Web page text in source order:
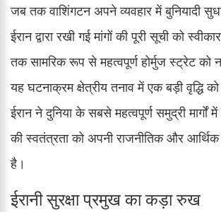
जब तक वाशिंगटन अपने व्यवहार में बुनियादी
ईरान द्वारा रखी गई मांगों की पूरी सूची को
तक सामरिक रूप से महत्वपूर्ण होर्मुज स्ट्रेट को
यह घटनाक्रम क्षेत्रीय तनाव में एक बड़ी वृद्धि को
ईरान ने दुनिया के सबसे महत्वपूर्ण समुद्री
की स्वतंत्रता को अपनी राजनीतिक और आर्थिक
है।
ईरानी सुरक्षा प्रमुख का कड़ा रुख